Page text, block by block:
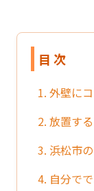
目 次
1. 外壁に
2. 放置す
3. 浜松市
4. 自分で